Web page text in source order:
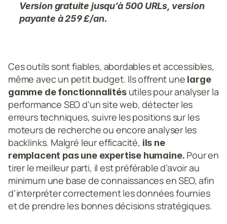
Version gratuite jusqu’à 500 URLs, version
payante à 259 £/an.
Ces outils sont fiables, abordables et accessibles,
même avec un petit budget. Ils offrent une large
gamme de fonctionnalités utiles pour analyser la
performance SEO d’un site web, détecter les
erreurs techniques, suivre les positions sur les
moteurs de recherche ou encore analyser les
backlinks. Malgré leur efficacité, ils ne
remplacent pas une expertise humaine. Pour en
tirer le meilleur parti, il est préférable d’avoir au
minimum une base de connaissances en SEO, afin
d’interpréter correctement les données fournies
et de prendre les bonnes décisions stratégiques.